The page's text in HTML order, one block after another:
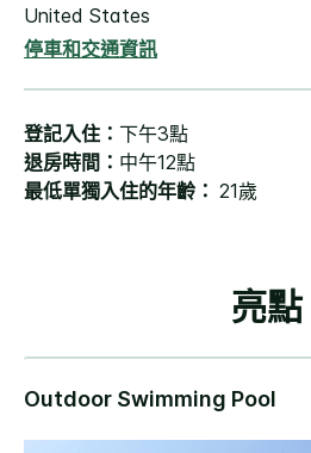
United States
停車和交通資訊
登記入住： 下午3點
退房時間： 中午12點
最低單獨入住的年齡： 21歲
亮點